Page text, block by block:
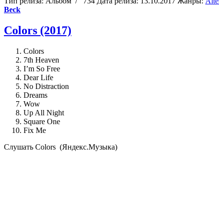
Beck
Colors (2017)
Colors
7th Heaven
I’m So Free
Dear Life
No Distraction
Dreams
Wow
Up All Night
Square One
Fix Me
Cлушать Colors (Яндекс.Музыка)